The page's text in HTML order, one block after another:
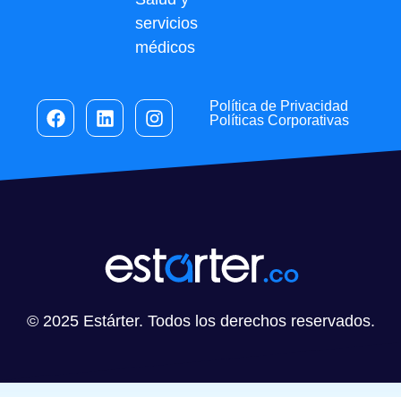
servicios
médicos
Política de Privacidad
Políticas Corporativas
© 2025 Estárter. Todos los derechos reservados.